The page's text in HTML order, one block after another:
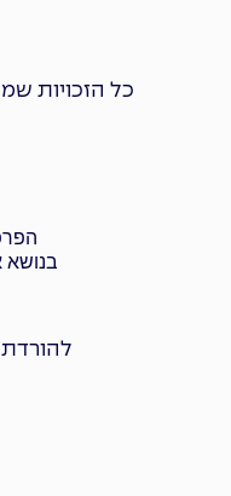
כל הזכויות